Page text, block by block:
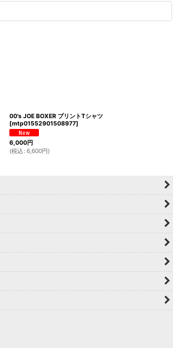
00's JOE BOXER プリントTシャツ
[mtp01552901508977]
6,000円
(税込 : 6,600円)